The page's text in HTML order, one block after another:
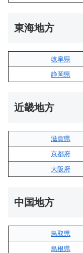
東海地方
岐阜県
静岡県
近畿地方
滋賀県
京都府
大阪府
中国地方
鳥取県
島根県